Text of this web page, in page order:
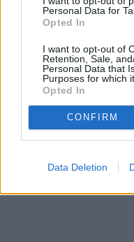
Personal Data for
Opted In
I want to opt-out of
Retention, Sale,
Personal Data that
Purposes for which
Opted In
CONFIRM
Data Deletion